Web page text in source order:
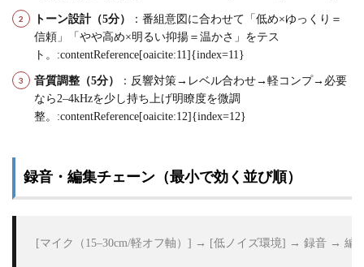
トーン設計（5分）
：番組意図に合わせて「低め×ゆっくり＝
信頼」「やや高め×明るい抑揚＝温かさ」をテス
ト。:contentReference[oaicite:11]{index=11}
音質調整（5分）
：反響対策→レベル合わせ→軽コンプ→必要
なら2–4kHzを少し持ち上げ明瞭度を微調
整。:contentReference[oaicite:12]{index=12}
録音・編集チェーン（最小で効く並び順）
[マイク（15–30cm/軽オフ軸）] → [低ノイズ環境] → 録音 → 編